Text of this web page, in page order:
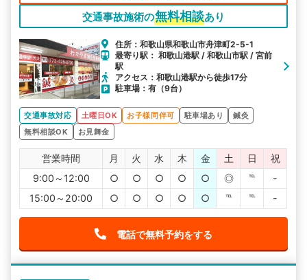
交通事故施術の無料相談あり
住所：和歌山県和歌山市舟津町2-5-1
最寄り駅： 和歌山港駅 / 和歌山市駅 / 宮前
駅
アクセス：和歌山港駅から徒歩17分
駐車場：有（9台）
交通事故対応 土曜日OK お子様同伴可 駐車場あり
鍼灸
無料相談OK
お見舞金
営業時間 月 火 水 木 金 土 日
祝
9:00～12:00
○ ○ ○ ○ ○ ◎ ℡
-
15:00～20:00
○ ○ ○ ○ ○ ℡ ℡ -
電話で無料予約をする